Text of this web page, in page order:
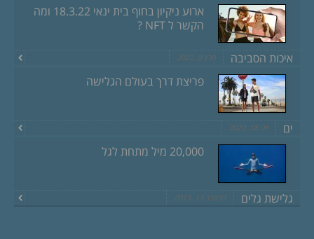
ארוע ניקיון בחוף בית ינאי 18.3.22 ומה
הקשר ל NFT ?
איכות הסביבה מרץ 8, 2022
פריצת דרך בעולם הגלישה
ים יוני 18, 2020
20,000 מיל מתחת לגל
גלישת גלים דצמבר 13, 2019